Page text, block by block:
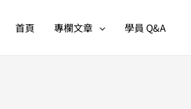
首頁 專欄文章 學員 Q&A